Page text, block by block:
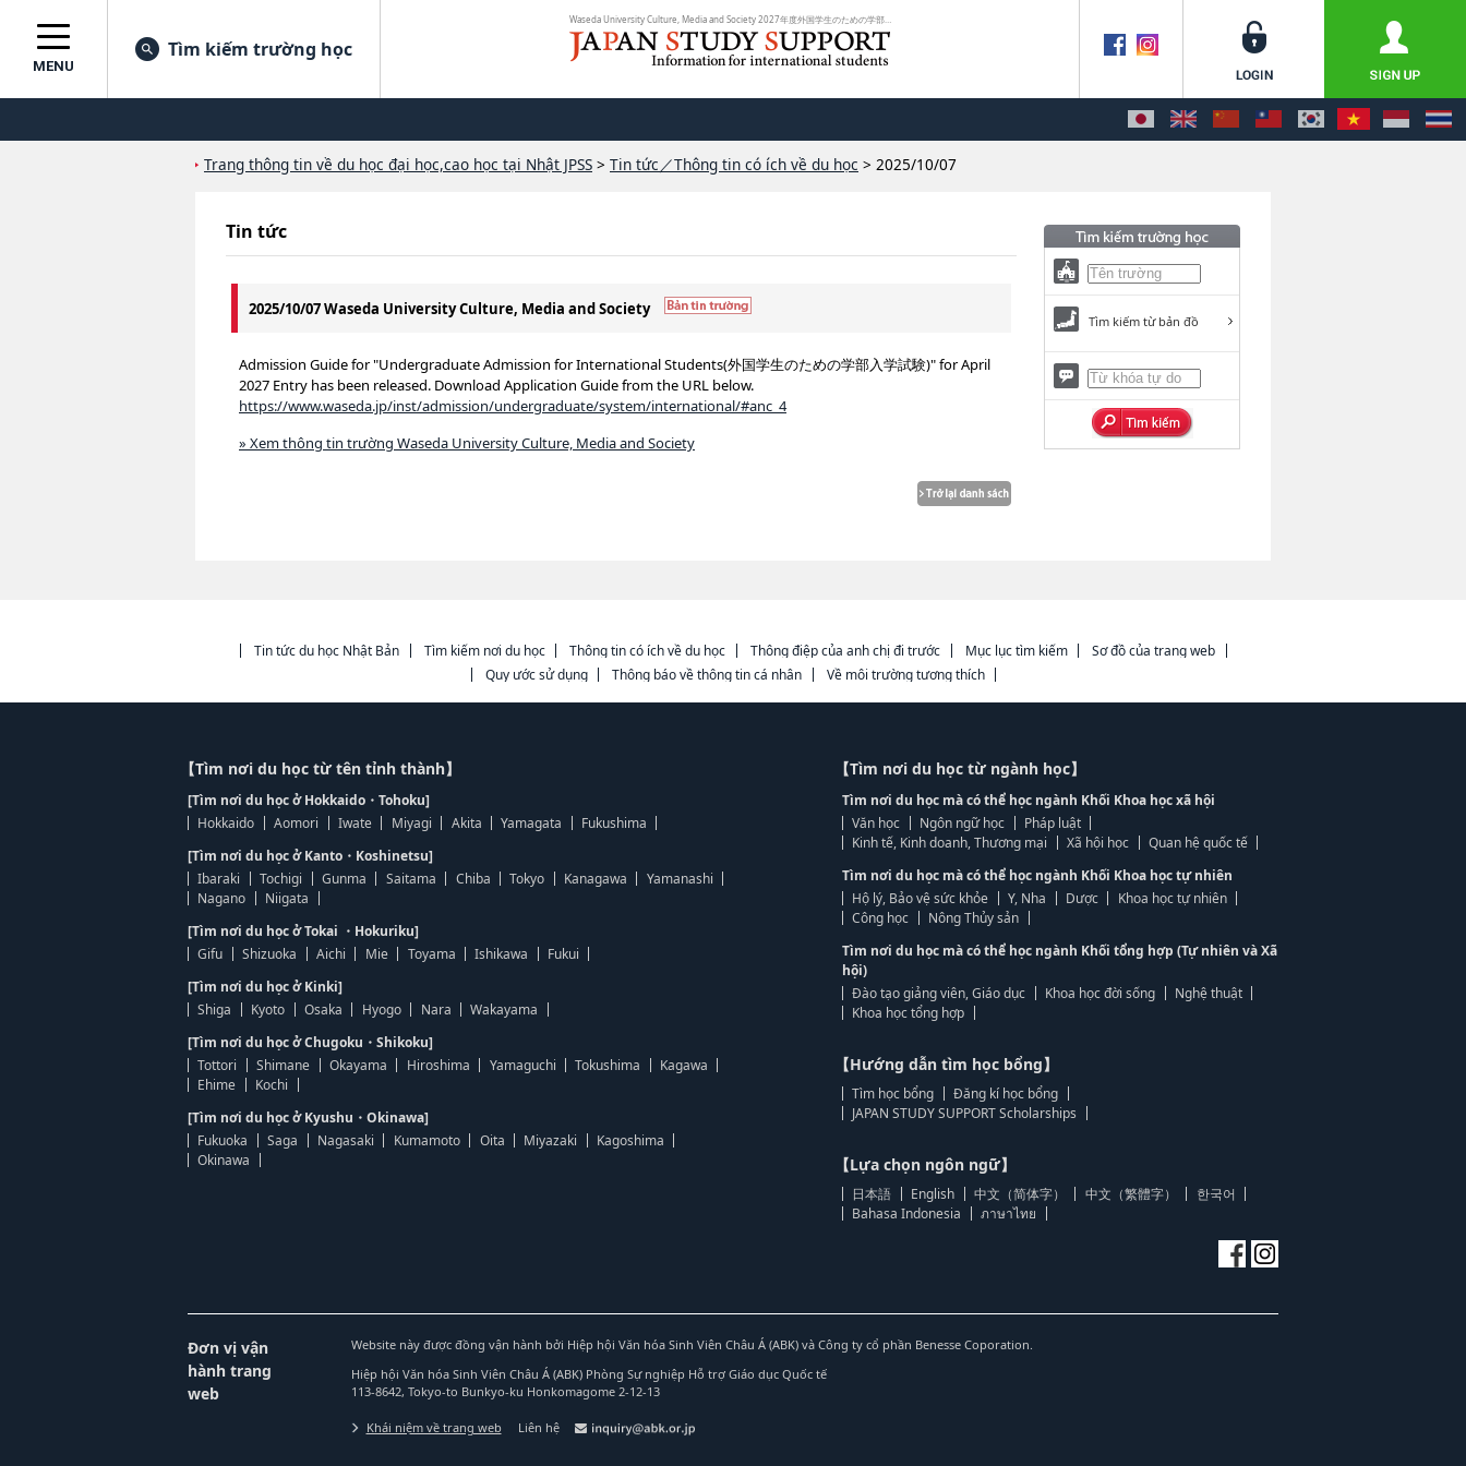
MENU
Tìm kiếm trường học
Trang thông tin về du học đại học,cao học tại Nhật JPSS > Tin tức／Thông tin có ích về du học > 2025/10/07
Tin tức
2025/10/07 Waseda University Culture, Media and Society
Admission Guide for "Undergraduate Admission for International Students(外国学生のための学部入学試験)" for April
2027 Entry has been released. Download Application Guide from the URL below.
https://www.waseda.jp/inst/admission/undergraduate/system/international/#anc_4
» Xem thông tin trường Waseda University Culture, Media and Society
Tìm kiếm từ bản đồ
Tin tức du học Nhật Bản Tìm kiếm nơi du học Thông tin có ích về du học Thông điệp của anh chị đi trước Mục lục tìm kiếm
Sơ đồ của trang web
Quy ước sử dụng
Thông báo về thông tin cá nhân Về môi trường tương thích
【Tìm nơi du học từ tên tỉnh thành】
[Tìm nơi du học ở Hokkaido・Tohoku]
Hokkaido
Aomori Iwate Miyagi Akita Yamagata
Fukushima
[Tìm nơi du học ở Kanto・Koshinetsu]
Ibaraki
Tochigi Gunma Saitama Chiba Tokyo Kanagawa
Yamanashi
Nagano
Niigata
[Tìm nơi du học ở Tokai ・Hokuriku]
Gifu
Shizuoka Aichi Mie Toyama Ishikawa
Fukui
[Tìm nơi du học ở Kinki]
Shiga
Kyoto Osaka Hyogo Nara
Wakayama
[Tìm nơi du học ở Chugoku・Shikoku]
Tottori
Shimane Okayama Hiroshima Yamaguchi Tokushima
Kagawa
Ehime
Kochi
[Tìm nơi du học ở Kyushu・Okinawa]
Fukuoka
Saga Nagasaki Kumamoto Oita Miyazaki
Kagoshima
Okinawa
【Tìm nơi du học từ ngành học】
Tìm nơi du học mà có thể học ngành Khối Khoa học xã hội
Văn học
Ngôn ngữ học
Pháp luật
Kinh tế, Kinh doanh, Thương mại
Xã hội học
Quan hệ quốc tế
Tìm nơi du học mà có thể học ngành Khối Khoa học tự nhiên
Hộ lý, Bảo vệ sức khỏe
Y, Nha Dược
Khoa học tự nhiên
Công học
Nông Thủy sản
Tìm nơi du học mà có thể học ngành Khối tổng hợp (Tự nhiên và Xã
hội)
Đào tạo giảng viên, Giáo dục
Khoa học đời sống
Nghệ thuật
Khoa học tổng hợp
【Hướng dẫn tìm học bổng】
Tìm học bổng
Đăng kí học bổng
JAPAN STUDY SUPPORT Scholarships
【Lựa chọn ngôn ngữ】
日本語 English 中文（简体字） 中文（繁體字）
한국어
Bahasa Indonesia
ภาษาไทย
Đơn vị vận
hành trang
web
Website này được đồng vận hành bởi Hiệp hội Văn hóa Sinh Viên Châu Á (ABK) và Công ty cổ phần Benesse Coporation.
Hiệp hội Văn hóa Sinh Viên Châu Á (ABK) Phòng Sự nghiệp Hỗ trợ Giáo dục Quốc tế
113-8642, Tokyo-to Bunkyo-ku Honkomagome 2-12-13
Khái niệm về trang web Liên hệ